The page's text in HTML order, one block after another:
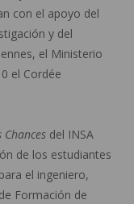
con el apoyo del
y del
el Ministerio
el Cordée
Chances del INSA
de los estudiantes
el ingeniero,
Formación de